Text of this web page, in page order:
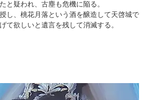
と疑われ、古塵も危機に陥る。
し、桃花月落という酒を醸造して天啓城で
て欲しいと遺言を残して消滅する。